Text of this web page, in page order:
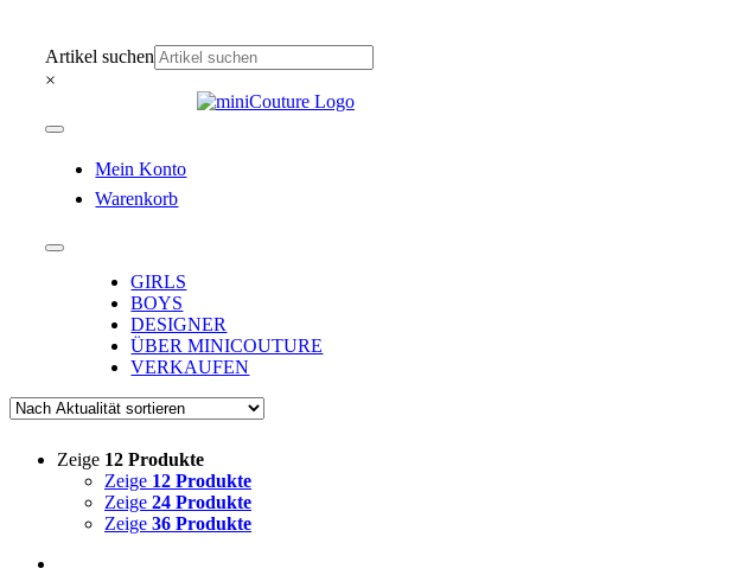
springenArtikel suchen
×
Toggle
Mein Konto
Warenkorb
Toggle
GIRLS
BOYS
DESIGNER
ÜBER MINICOUTURE
VERKAUFEN
Zeige 12 Produkte
Zeige 12 Produkte
Zeige 24 Produkte
Zeige 36 Produkte